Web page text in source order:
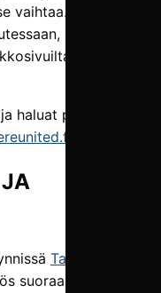
vaihtaa. Liput on
haluat palauttaa sen
TamU-
suoraan napeista